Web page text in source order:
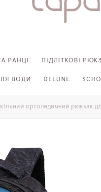
РАНЦІ ПІДЛІТКОВІ
ВОДИ DELUNE
ортопедичний рюкзак